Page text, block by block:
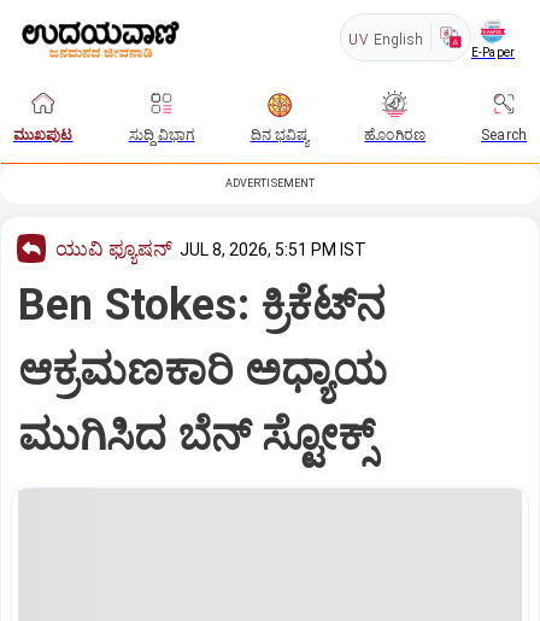
UV English
E-Paper
ಮುಖಪುಟ ಸುದ್ದಿ ವಿಭಾಗ ದಿನ ಭವಿಷ್ಯ ಹೊಂಗಿರಣ Search
ADVERTISEMENT
ಯುವಿ ಫ್ಯೂಷನ್ JUL 8, 2026, 5:51 PM IST
Ben Stokes: ಕ್ರಿಕೆಟ್‌ನ
ಆಕ್ರಮಣಕಾರಿ ಅಧ್ಯಾಯ
ಮುಗಿಸಿದ ಬೆನ್‌ ಸ್ಟೋಕ್ಸ್‌